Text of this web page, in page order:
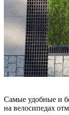
Самые удобные и
на велосипедах